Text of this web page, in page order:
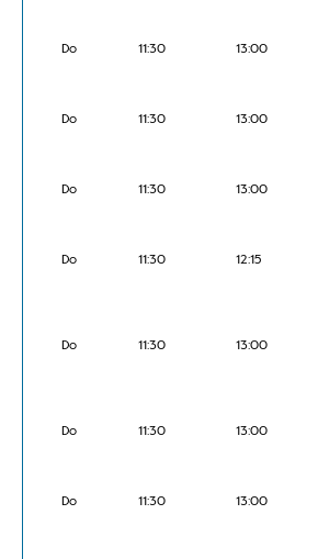
Do 11:30 13:00
Do 11:30 13:00
Do 11:30 13:00
Do 11:30 12:15
Do 11:30 13:00
Do 11:30 13:00
Do 11:30 13:00